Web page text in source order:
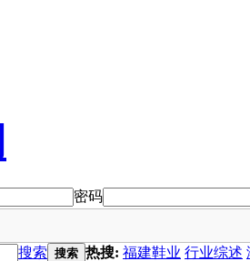
密码
搜索 搜索 热搜: 福建鞋业 行业综述